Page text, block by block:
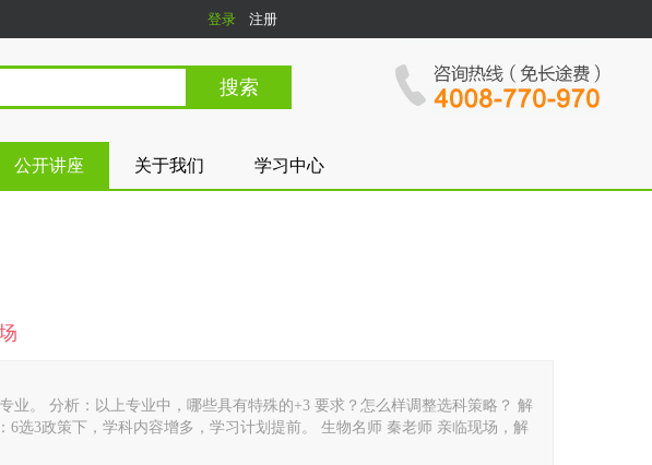
登录 注册
公开讲座 关于我们 学习中心
业。 分析：以上专业中，哪些具有特殊的+3 要求？怎么样调整选科策略？ 解
选3政策下，学科内容增多，学习计划提前。 生物名师 秦老师 亲临现场，解